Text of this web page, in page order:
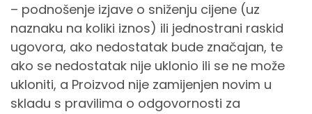
– podnošenje izjave o sniženju cijene (uz
naznaku na koliki iznos) ili jednostrani raskid
ugovora, ako nedostatak bude značajan, te
ako se nedostatak nije uklonio ili se ne može
ukloniti, a Proizvod nije zamijenjen novim u
skladu s pravilima o odgovornosti za